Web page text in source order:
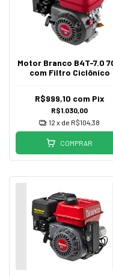
Motor Branco B4T-7.0
com Filtro Ciclônico
R$1.030,00
R$999,10 com Pix
12 x de R$104,38
COMPRAR